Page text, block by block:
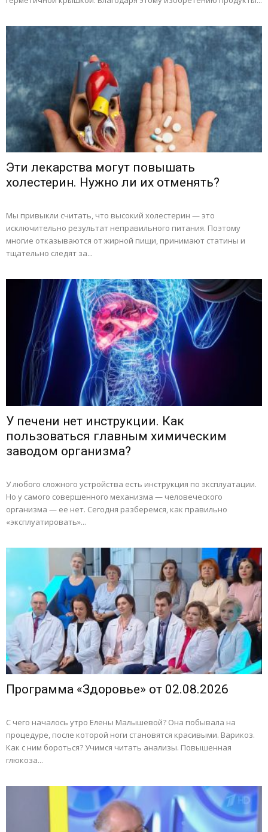
Эти лекарства могут повышать
холестерин. Нужно ли их отменять?
Мы привыкли считать, что высокий холестерин — это
исключительно результат неправильного питания. Поэтому
многие отказываются от жирной пищи, принимают статины и
тщательно следят за...
У печени нет инструкции. Как
пользоваться главным химическим
заводом организма?
У любого сложного устройства есть инструкция по эксплуатации.
Но у самого совершенного механизма — человеческого
организма — ее нет. Сегодня разберемся, как правильно
«эксплуатировать»...
Программа «Здоровье» от 02.08.2026
С чего началось утро Елены Малышевой? Она побывала на
процедуре, после которой ноги становятся красивыми. Варикоз.
Как с ним бороться? Учимся читать анализы. Повышенная
глюкоза...